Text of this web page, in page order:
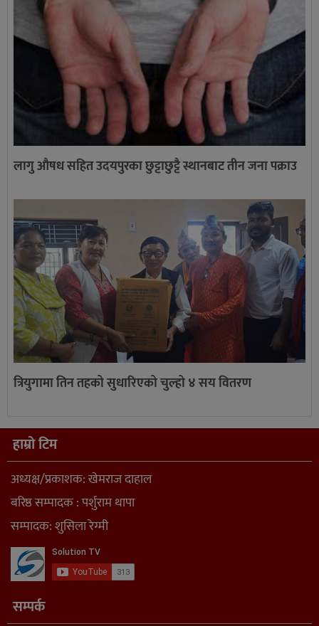
लागु औषध सहित उदयपुरका छुट्टाछुट्टै स्थानबाट तीन जना पक्राउ
त्रियुगामा तिन तहको सुधारिएको चुल्हो ४ सय वितरण
हाम्रो टिम
अध्यक्ष/प्रकाशक: खेमराज दाहाल
बरिष्ठ सम्पादक : पर्शुराम थापा
सम्पादक: शुसिला रेग्मी
सम्पर्क